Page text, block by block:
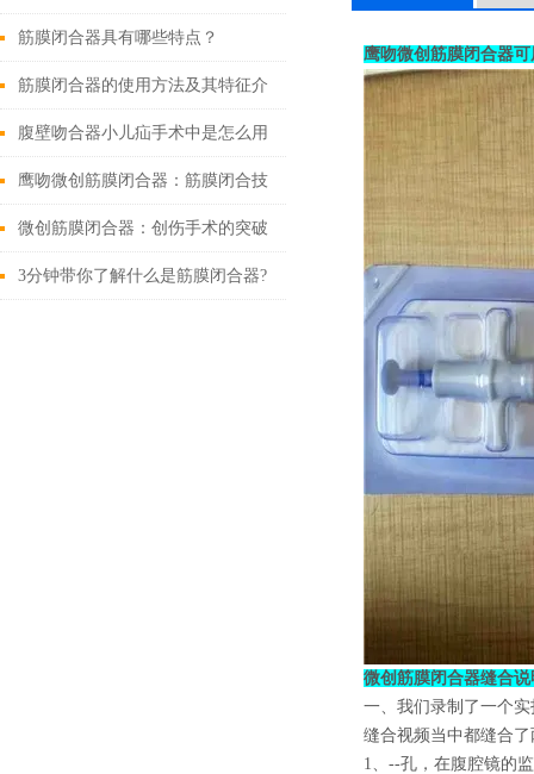
法
筋膜闭合器具有哪些特点？
筋膜闭合器的使用方法及其特征介
绍
腹壁吻合器小儿疝手术中是怎么用
的
鹰吻微创筋膜闭合器：筋膜闭合技
术大突破
微创筋膜闭合器：创伤手术的突破
性进展
3分钟带你了解什么是筋膜闭合器?
鹰吻微创筋膜闭合器
微创筋膜闭合器缝合说
一、我们录制了一个
缝合视频当中都缝合
1、--孔，在腹腔镜的